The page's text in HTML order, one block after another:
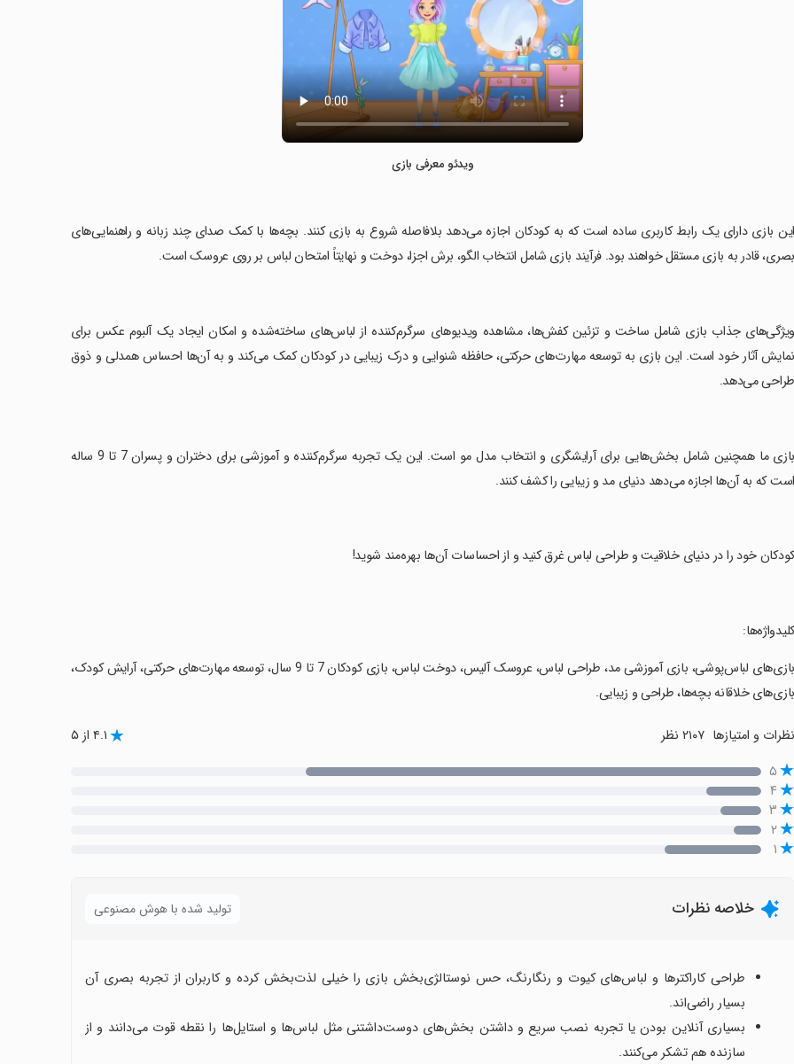
ویدئو معرفی بازی
‏این بازی دارای یک رابط کاربری ساده است که به کودکان اجازه می‌دهد بلافاصله شروع به بازی کنند. بچه‌ها با کمک صدای چند زبانه و راهنمایی‌های
بصری، قادر به بازی مستقل خواهند بود. فرآیند بازی شامل انتخاب الگو، برش اجزا، دوخت و نهایتاً امتحان لباس بر روی عروسک است.
‏ویژگی‌های جذاب بازی شامل ساخت و تزئین کفش‌ها، مشاهده ویدیوهای سرگرم‌کننده از لباس‌های ساخته‌شده و امکان ایجاد یک آلبوم عکس برای
نمایش آثار خود است. این بازی به توسعه مهارت‌های حرکتی، حافظه شنوایی و درک زیبایی در کودکان کمک می‌کند و به آن‌ها احساس همدلی و ذوق
طراحی می‌دهد.
‏بازی ما همچنین شامل بخش‌هایی برای آرایشگری و انتخاب مدل مو است. این یک تجربه سرگرم‌کننده و آموزشی برای دختران و پسران 7 تا 9 ساله
است که به آن‌ها اجازه می‌دهد دنیای مد و زیبایی را کشف کنند.
‏کودکان خود را در دنیای خلاقیت و طراحی لباس غرق کنید و از احساسات آن‌ها بهره‌مند شوید!
‏کلیدواژه‌ها:
‏بازی‌های لباس‌پوشی، بازی آموزشی مد، طراحی لباس، عروسک آلیس، دوخت لباس، بازی کودکان 7 تا 9 سال، توسعه مهارت‌های حرکتی، آرایش کودک،
بازی‌های خلاقانه بچه‌ها، طراحی و زیبایی.
نظرات و امتیازها ۲۱۰۷ نظر ۴.۱ از ۵
۵
۴
۳
۲
۱
خلاصه نظرات تولید شده با هوش مصنوعی
طراحی کاراکترها و لباس‌های کیوت و رنگارنگ، حس نوستالژی‌بخش بازی را خیلی لذت‌بخش کرده و کاربران از تجربه بصری آن
بسیار راضی‌اند.
بسیاری آنلاین بودن یا تجربه نصب سریع و داشتن بخش‌های دوست‌داشتنی مثل لباس‌ها و استایل‌ها را نقطه قوت می‌دانند و از
سازنده هم تشکر می‌کنند.